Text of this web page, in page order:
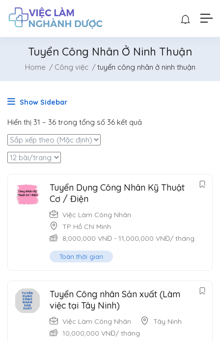
Tuyển Công Nhân Ở Ninh Thuận
Home Công việc tuyển công nhân ở ninh thuận
Show Sidebar
Hiển thị 31 – 36 trong tổng số 36 kết quả
Tuyển Dụng Công Nhân Kỹ Thuật
Cơ / Điện
Việc Làm Công Nhân
TP Hồ Chí Minh
8,000,000 VNĐ - 11,000,000 VNĐ/ tháng
Toàn thời gian
Tuyển Công nhân Sản xuất (Làm
việc tại Tây Ninh)
Việc Làm Công Nhân
Tây Ninh
10,000,000 VNĐ/ tháng